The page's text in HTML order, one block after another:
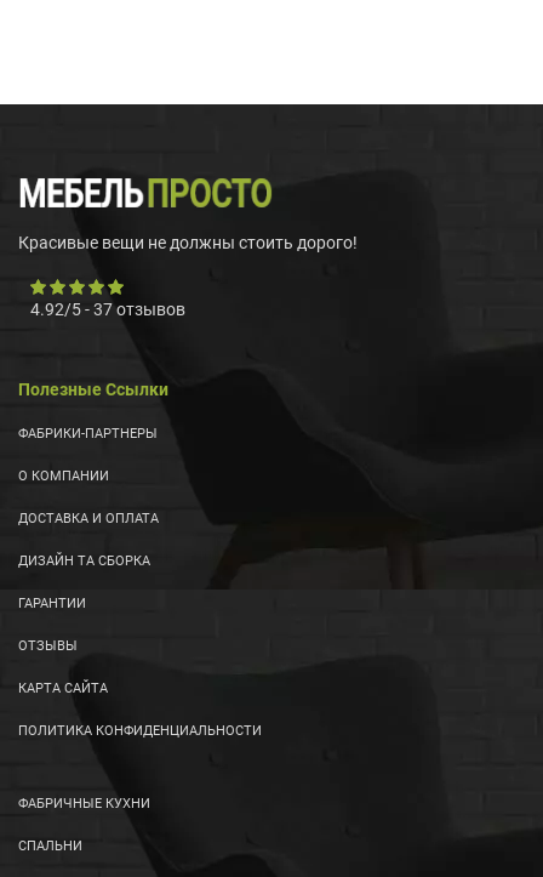
Красивые вещи не должны стоить дорого!
4.92/5-37отзывов
Полезные Ссылки
ФАБРИКИ-ПАРТНЕРЫ
О КОМПАНИИ
ДОСТАВКА И ОПЛАТА
ДИЗАЙН ТА СБОРКА
ГАРАНТИИ
ОТЗЫВЫ
КАРТА САЙТА
ПОЛИТИКА КОНФИДЕНЦИАЛЬНОСТИ
ФАБРИЧНЫЕ КУХНИ
СПАЛЬНИ